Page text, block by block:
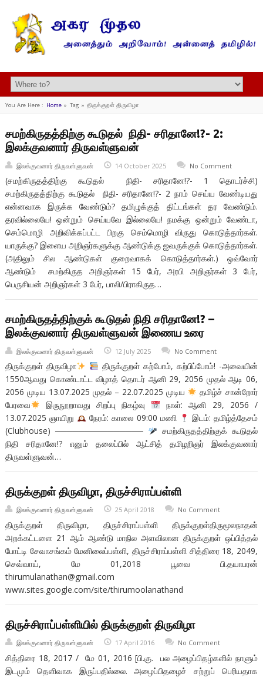
You Are Here : Home» Tag » திருக்குறள் திருவிழா
சமற்கிருதத்திற்கு கூடுதல் நிதி- சரிதானே!?- 2:
இலக்குவனார் திருவள்ளுவன்
இலக்குவனார் திருவள்ளுவன் 14 October 2025 No Comment
(சமற்கிருதத்திற்கு கூடுதல் நிதி- சரிதானே!?- 1 தொடர்ச்சி)
சமற்கிருதத்திற்கு கூடுதல் நிதி- சரிதானே!?- 2 நாம் செய்ய வேண்டியது
என்னவாக இருக்க வேண்டும்? தமிழுக்குத் திட்டங்கள் தர வேண்டும்.
தரவில்லையே! ஒன்றும் செய்யவே இல்லையே! நமக்கு ஒன்றும் வேண்டா,
செம்மொழி அறிவிக்கப்பட்ட பிறகு செம்மொழி விருது கொடுத்தார்கள்.
யாருக்கு? இளைய அறிஞர்களுக்கு ஆண்டுக்கு ஐவருக்குக் கொடுத்தார்கள்.
(அதிலும் சில ஆண்டுகள் குறைவாகக் கொடுத்தார்கள்.) ஒவ்வோர்
ஆண்டும் சமற்கிருத அறிஞர்கள் 15 பேர், அரபி அறிஞர்கள் 3 பேர்,
பெருசியன் அறிஞர்கள் 3 பேர், பாலி/பிராகிருத…
சமற்கிருதத்திற்குக் கூடுதல் நிதி சரிதானே!? –
இலக்குவனார் திருவள்ளுவன் இணைய உரை
இலக்குவனார் திருவள்ளுவன் 12 July 2025 No Comment
திருக்குறள் திருவிழா
திருக்குறள் கற்போம், கற்பிப்போம்! -அவையின்
1550ஆவது கொண்டாட்ட விழாத் தொடர் ஆனி 29, 2056 முதல் ஆடி 06,
2056 முடிய 13.07.2025 முதல் – 22.07.2025 முடிய
தமிழ்ச் சான்றோர்
பேரவை
இருநூறாவது சிறப்பு நிகழ்வு
நாள்: ஆனி 29, 2056 /
13.07.2025 ஞாயிறு
நேரம்: காலை 09:00 மணி
இடம்: தமிழ்த்தேசம்
(Clubhouse) ───────────────
சமற்கிருதத்திற்குக் கூடுதல்
நிதி சரிதானே!? எனும் தலைப்பில் ஆட்சித் தமிழறிஞர் இலக்குவனார்
திருவள்ளுவன்…
திருக்குறள் திருவிழா, திருச்சிராப்பள்ளி
இலக்குவனார் திருவள்ளுவன் 25 April 2018 No Comment
திருக்குறள் திருவிழா, திருச்சிராப்பள்ளி திருக்குறள்திருமூலநாதன்
அறக்கட்டளை 21 ஆம் ஆண்டு மாநில அளவிலான திருக்குறள் ஒப்பித்தல்
போட்டி சேவாசங்கம் மேனிலைப்பள்ளி, திருச்சிராப்பள்ளி சித்திரை 18, 2049,
செவ்வாய், மே 01,2018 பூவை பி.தயாபரன்
thirumulanathan@gmail.com
www.sites.google.com/site/thirumoolanathand
திருச்சிராப்பள்ளியில் திருக்குறள் திருவிழா
இலக்குவனார் திருவள்ளுவன் 17 April 2016 No Comment
சித்திரை 18, 2017 / மே 01, 2016 [பி.கு. பல அழைப்பிதழ்களில் நாளும்
இடமும் தெளிவாக இருப்பதில்லை. அழைப்பிதழைச் சற்றுப் பெரியதாக